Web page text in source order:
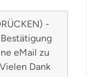
-
eMail zu
Dank